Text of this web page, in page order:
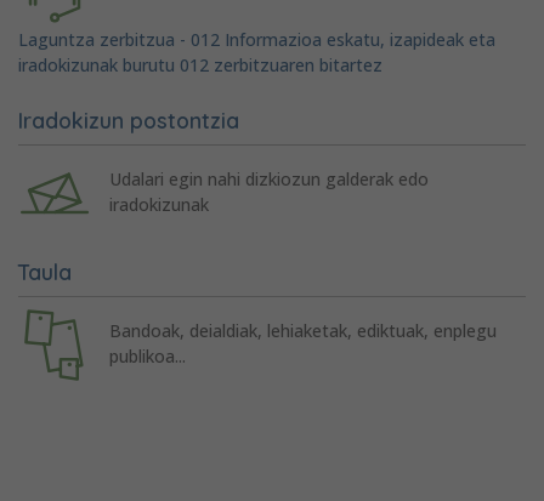
Laguntza zerbitzua - 012 Informazioa eskatu, izapideak eta
iradokizunak burutu 012 zerbitzuaren bitartez
Iradokizun postontzia
Udalari egin nahi dizkiozun galderak edo
iradokizunak
Taula
Bandoak, deialdiak, lehiaketak, ediktuak, enplegu
publikoa...